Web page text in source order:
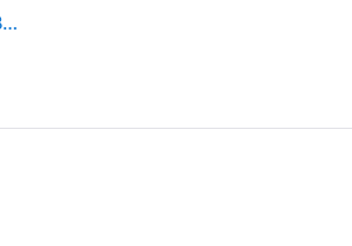
Ecovacs Deebot N20 Plus 0,4 L Senza sacchetto Bianco (DEEBOT N20 Plus)